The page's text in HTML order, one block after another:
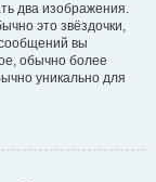
два изображения.
это звёздочки,
вы
обычно более
уникально для